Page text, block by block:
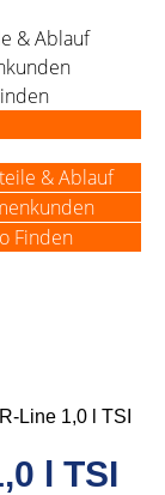
& Ablauf
& Ablauf
Finden
Line 1,0 l TSI
l TSI